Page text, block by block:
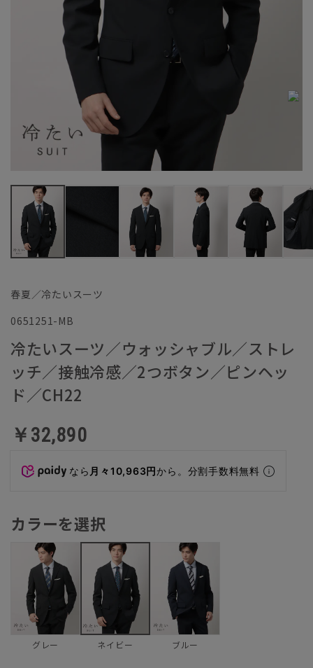
春夏／冷たいスーツ
0651251-MB
冷たいスーツ／ウォッシャブル／ストレ
ッチ／接触冷感／2つボタン／ピンヘッ
ド／CH22
￥32,890
なら 月々10,963円から。分割手数料無料
カラーを選択
グレー ネイビー ブルー